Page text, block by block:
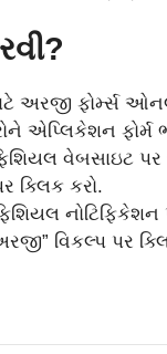
?
અરજી ફોર્મ્સ
એપ્લિકેશન ફોર્મ
વેબસાઇટ
ક્લિક કરો.
નોટિફિકેશન
વિકલ્પ પર